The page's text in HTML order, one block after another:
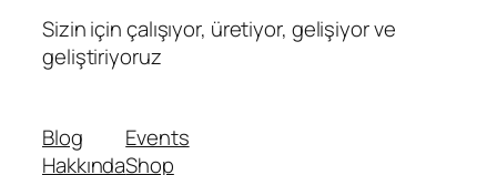
Sizin için çalışıyor, üretiyor, gelişiyor ve
geliştiriyoruz
Blog
Hakkında
Events
Shop